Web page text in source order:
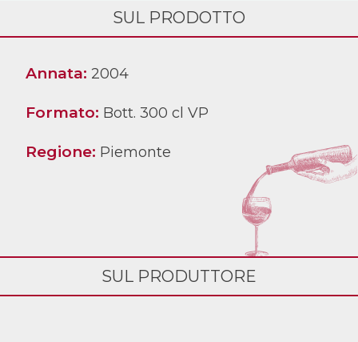
SUL PRODOTTO
Annata: 2004
Formato: Bott. 300 cl VP
Regione: Piemonte
SUL PRODUTTORE